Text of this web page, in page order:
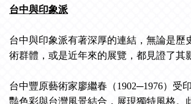
台中與印象派
台中與印象派有著深厚的連結，無論是歷
術群體，或是近年來的展覽，都見證了其
台中豐原藝術家廖繼春（1902─1976）受
豔色彩與台灣風景結合，展現獨特風格。